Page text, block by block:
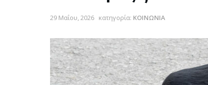
29 Μαΐου, 2026 κατηγορία: ΚΟΙΝΩΝΙΑ